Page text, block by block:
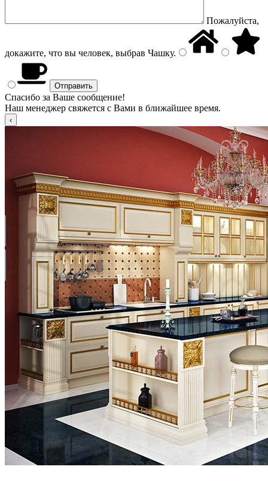
Пожалуйста,
докажите, что вы человек, выбрав Чашку.
Спасибо за Ваше сообщение!
Наш менеджер свяжется с Вами в ближайшее время.